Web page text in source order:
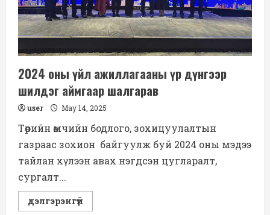
2024 оны үйл ажиллагааны үр дүнгээр
шилдэг аймгаар шалгарав
user May 14, 2025
Төрийн өмчийн бодлого, зохицуулалтын
газраас зохион байгуулж буй 2024 оны мэдээ
тайлан хүлээн авах нэгдсэн цугларалт,
сургалт...
дэлгэрэнгүй
more